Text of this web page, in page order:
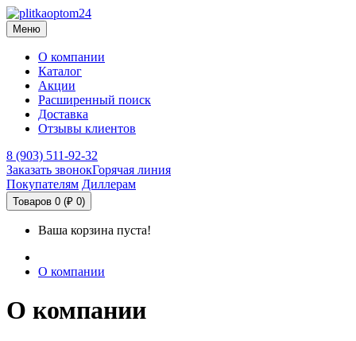
Меню
О компании
Каталог
Акции
Расширенный поиск
Доставка
Отзывы клиентов
8 (903) 511-92-32
Заказать звонокГорячая линия
Покупателям Диллерам
Товаров 0 (₽ 0)
Ваша корзина пуста!
О компании
О компании